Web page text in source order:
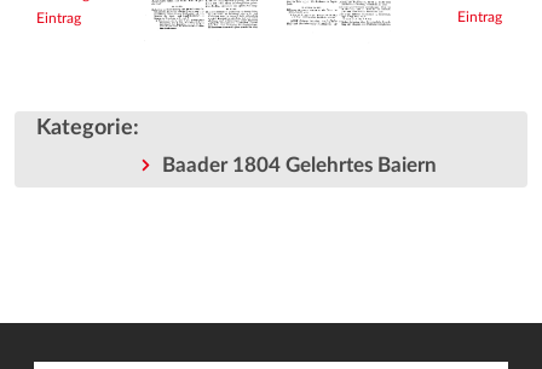
Eintrag
Eintrag
Kategorie:
Baader 1804 Gelehrtes Baiern